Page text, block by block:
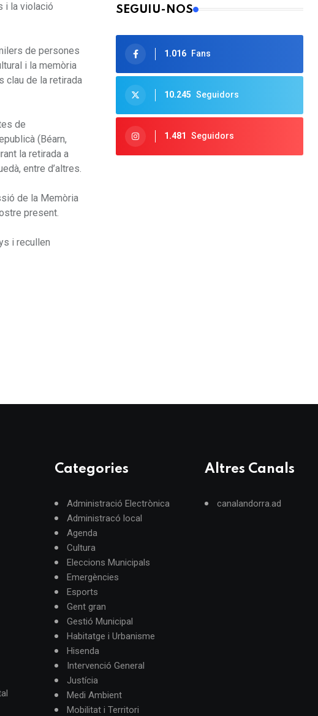
i la violació
de persones
i la memòria
clau de la retirada
de
(Béarn,
la retirada a
entre d’altres.
de la Memòria
present.
i recullen
SEGUIU-NOS
1.016 Fans
10.245 Seguidors
1.481 Seguidors
Categories
Administració Electrònica
Administracó local
Agenda
Cultura
Eleccions Municipals
Emergències
Esports
Gent gran
Gestió Municipal
Habitatge i Urbanisme
Hisenda
Intervenció General
Justícia
Medi Ambient
Mobilitat i Territori
Altres Canals
canalandorra.ad